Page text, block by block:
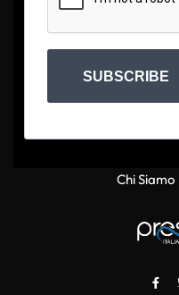
SUBSCRIBE
Chi Siamo